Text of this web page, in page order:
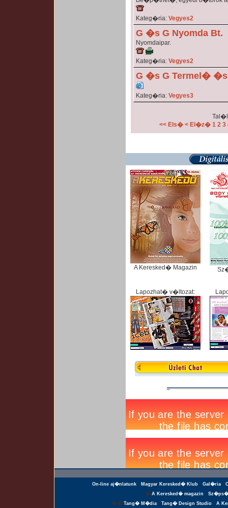
Kateg�ria: Vegyes2
G �s G Nyomda Bt.
Nyomdaipar.
Kateg�ria: Vegyes2
G �s G Termel� �s
Kateg�ria: Vegyes3
<< Els� < El�z� 1 2 3
A Keresked� Magazin
Lapozhat� v�ltozat:
On-line aj�nlatunk Magyar Keresked� Klub Gal�ria
�A Keresked� magazin
��Tang� M�dia Tang� Design Studio A